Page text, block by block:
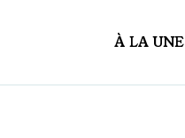
À LA UNE